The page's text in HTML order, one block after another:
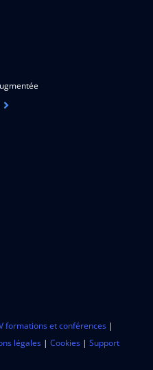
formations et conférences|
légales| Cookies| Support